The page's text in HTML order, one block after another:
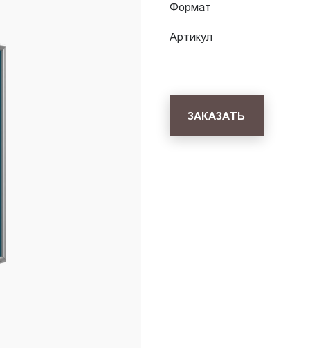
Формат
Артикул
ЗАКАЗАТЬ